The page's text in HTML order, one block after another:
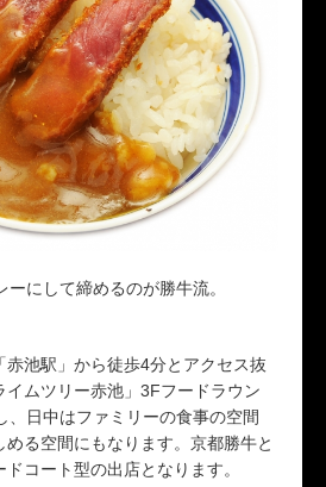
ーにして締めるのが勝牛流。
赤池駅」から徒歩4分とアクセス抜
イムツリー赤池」3Fフードラウン
、日中はファミリーの食事の空間
る空間にもなります。京都勝牛と
コート型の出店となります。